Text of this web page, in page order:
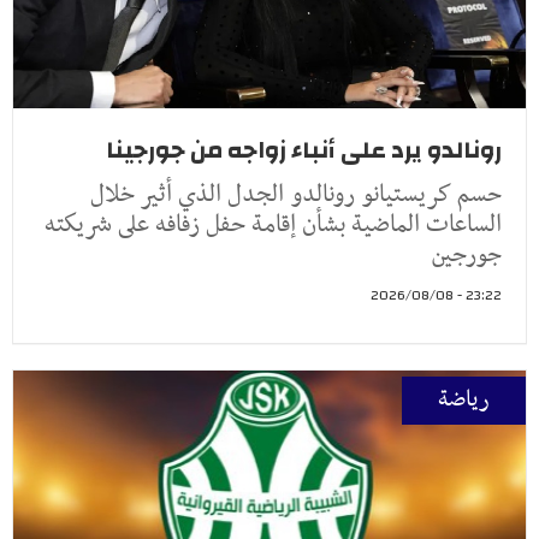
رونالدو يرد على أنباء زواجه من جورجينا
حسم كريستيانو رونالدو الجدل الذي أثير خلال
الساعات الماضية بشأن إقامة حفل زفافه على شريكته
جورجين
23:22 - 2026/08/08
رياضة